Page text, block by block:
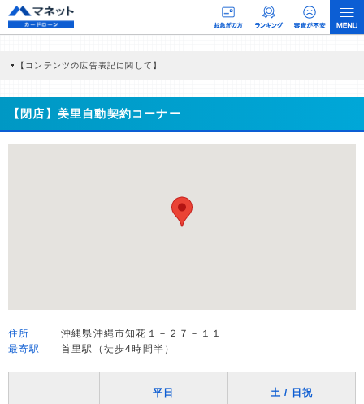
【コンテンツの広告表記に関して】
商品を根拠なくPRするものではなく、当編集部の調査／ユーザーへの口コミ収集な
どに基づき、公平性を担保した情報提供を行っています。
>提携企業一覧
【閉店】美里自動契約コーナー
住所
沖縄県沖縄市知花１－２７－１１
最寄駅
首里駅（徒歩4時間半）
平日 土 / 日祝